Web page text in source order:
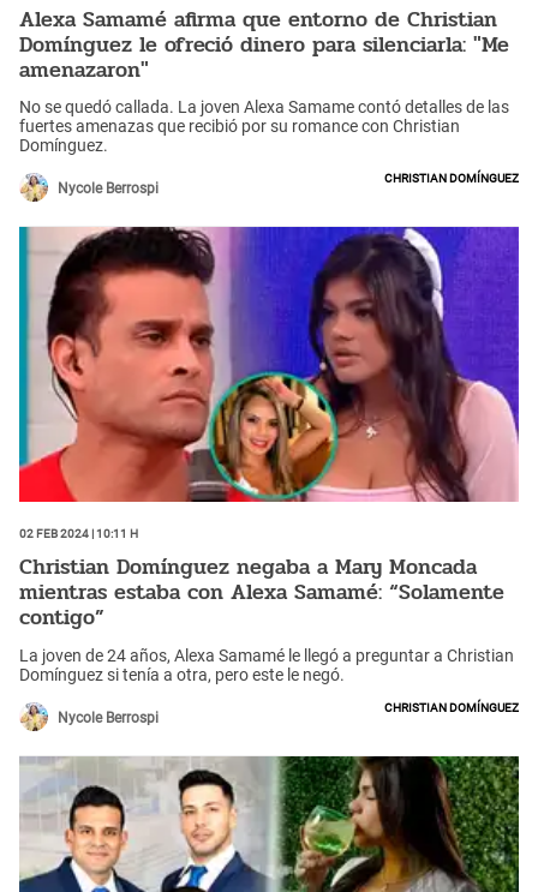
Alexa Samamé afirma que entorno de Christian
Domínguez le ofreció dinero para silenciarla: "Me
amenazaron"
No se quedó callada. La joven Alexa Samame contó detalles de las
fuertes amenazas que recibió por su romance con Christian
Domínguez.
Nycole Berrospi
Christian Domínguez
02 Feb 2024 | 10:11 h
Christian Domínguez negaba a Mary Moncada
mientras estaba con Alexa Samamé: “Solamente
contigo”
La joven de 24 años, Alexa Samamé le llegó a preguntar a Christian
Domínguez si tenía a otra, pero este le negó.
Nycole Berrospi
Christian Domínguez